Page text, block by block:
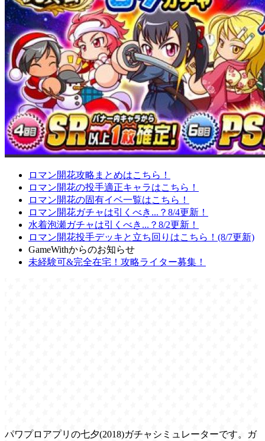
ロマン開花攻略まとめはこちら！
ロマン開花の投手適正キャラはこちら！
ロマン開花の固有イベ一覧はこちら！
ロマン開花ガチャは引くべき...？8/4更新！
水着泡瀬ガチャは引くべき...？8/2更新！
ロマン開花投手デッキと立ち回りはこちら！(8/7更新)
GameWithからのお知らせ
未経験可&完全在宅！攻略ライター募集！
パワプロアプリの七夕(2018)ガチャシミュレーターです。ガ